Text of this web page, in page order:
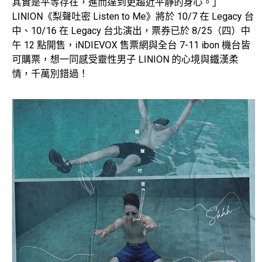
LINION《梨聲吐密 Listen to Me》將於 10/7 在 Legacy 台
中、10/16 在 Legacy 台北演出，票券已於 8/25（四）中
午 12 點開售，iNDIEVOX 售票網與全台 7-11 ibon 機台皆
可購票，想一同感受靈性男子 LINION 的心境與鐵漢柔
情，千萬別錯過！